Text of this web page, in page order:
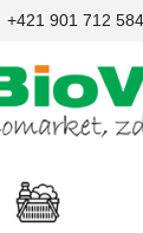
+421 901 712 584